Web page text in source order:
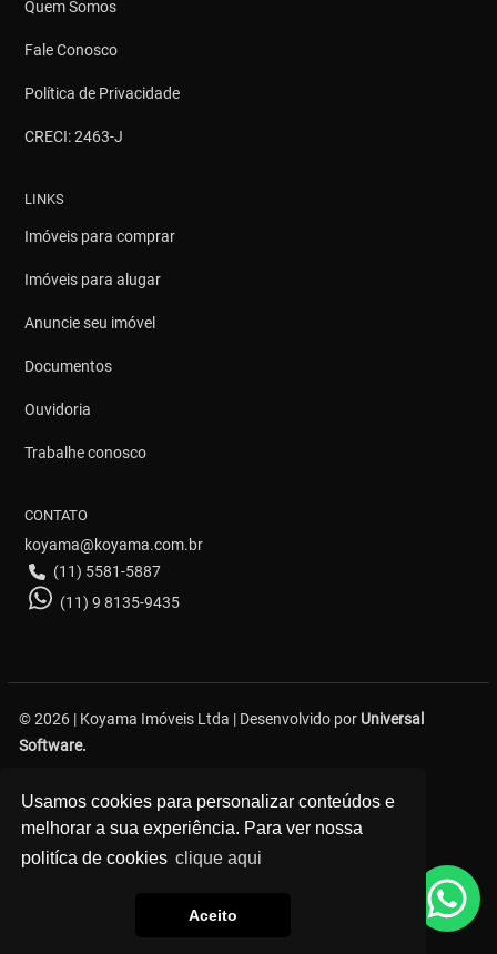
Usamos cookies para personalizar conteúdos e
melhorar a sua experiência. Para ver nossa
politíca de cookies clique aqui
Aceito
Quem Somos
Fale Conosco
Política de Privacidade
CRECI: 2463-J
LINKS
Imóveis para comprar
Imóveis para alugar
Anuncie seu imóvel
Documentos
Ouvidoria
Trabalhe conosco
CONTATO
koyama@koyama.com.br
(11) 5581-5887
(11) 9 8135-9435
© 2026 | Koyama Imóveis Ltda | Desenvolvido por Universal
Software.
Avenida Bosque da Saúde, 376 - Saúde - São Paulo